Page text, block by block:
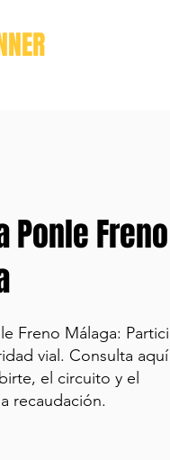
Ponle Freno
Freno Málaga:
vial. Consulta aquí
el circuito y el
recaudación.